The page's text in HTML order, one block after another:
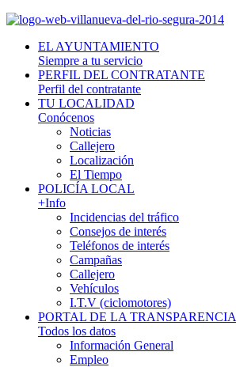
EL AYUNTAMIENTO
Siempre a tu servicio
PERFIL DEL CONTRATANTE
Perfil del contratante
TU LOCALIDAD
Conócenos
Noticias
Callejero
Localización
El Tiempo
POLICÍA LOCAL
+Info
Incidencias del tráfico
Consejos de interés
Teléfonos de interés
Campañas
Callejero
Vehículos
I.T.V (ciclomotores)
PORTAL DE LA TRANSPARENCIA
Todos los datos
Información General
Empleo